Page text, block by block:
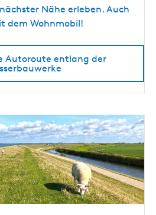
Nähe erleben. Auch
dem Wohnmobil!
Autoroute entlang der